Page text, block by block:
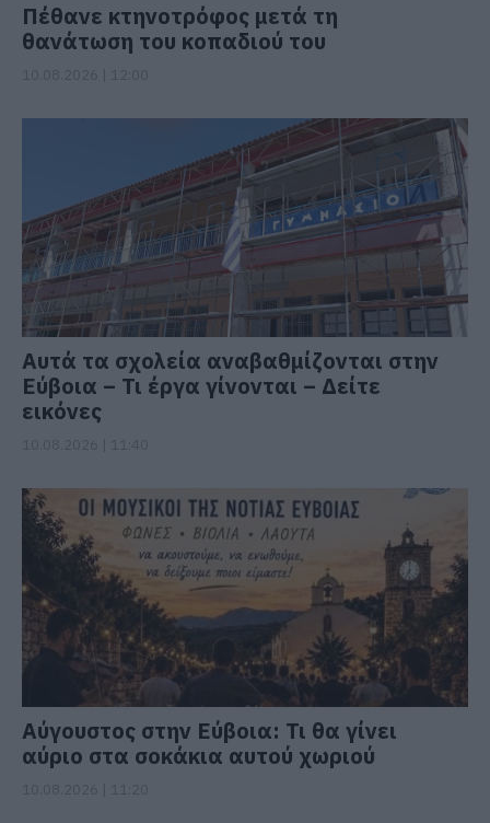
Πέθανε κτηνοτρόφος μετά τη
θανάτωση του κοπαδιού του
Αυτά τα σχολεία αναβαθμίζονται στην
Εύβοια – Τι έργα γίνονται – Δείτε
εικόνες
Αύγουστος στην Εύβοια: Τι θα γίνει
αύριο στα σοκάκια αυτού χωριού